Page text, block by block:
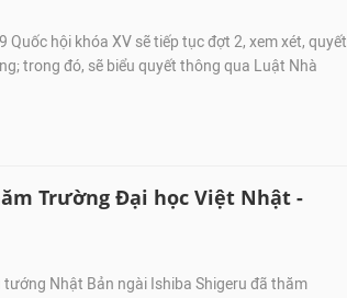
Quốc hội khóa XV sẽ tiếp tục đợt 2, xem xét, quyết
trong đó, sẽ biểu quyết thông qua Luật Nhà
Trường Đại học Việt Nhật -
Nhật Bản ngài Ishiba Shigeru đã thăm